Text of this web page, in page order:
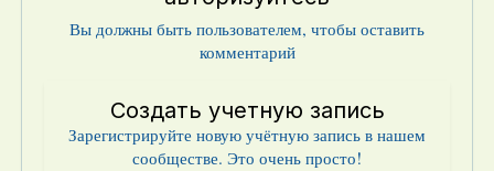
Вы должны быть пользователем, чтобы оставить
комментарий
Создать учетную запись
Зарегистрируйте новую учётную запись в нашем
сообществе. Это очень просто!